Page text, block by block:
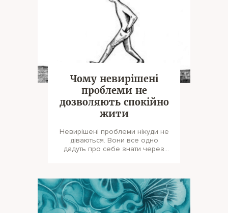
Чому невирішені
проблеми не
дозволяють спокійно
жити
Невирішені проблеми нікуди не
діваються. Вони все одно
дадуть про себе знати через